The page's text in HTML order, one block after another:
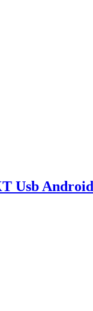
Usb